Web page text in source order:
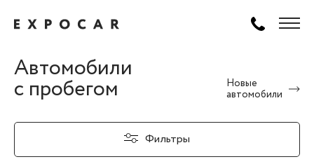
Автомобили
с пробегом
Новые
автомобили
Фильтры